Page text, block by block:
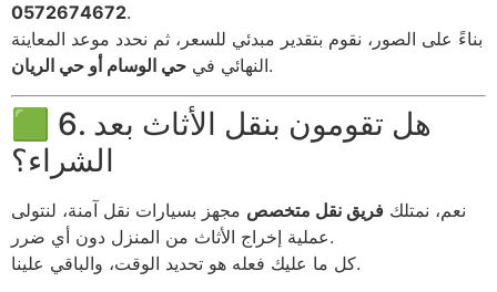
0572674672.
بناءً على الصور، نقوم بتقدير مبدئي للسعر، ثم نحدد موعد المعاينة
النهائي في حي الوسام أو حي الريان .
🟩 6. هل تقومون بنقل الأثاث بعد
الشراء؟
نعم، نمتلك فريق نقل متخصص مجهز بسيارات نقل آمنة، لنتولى
عملية إخراج الأثاث من المنزل دون أي ضرر.
كل ما عليك فعله هو تحديد الوقت، والباقي علينا.